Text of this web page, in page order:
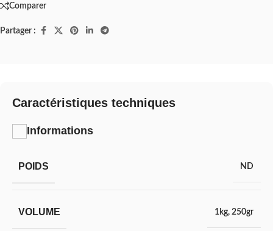
Comparer
Partager :
Caractéristiques techniques
Informations
POIDS ND
VOLUME 1kg, 250gr